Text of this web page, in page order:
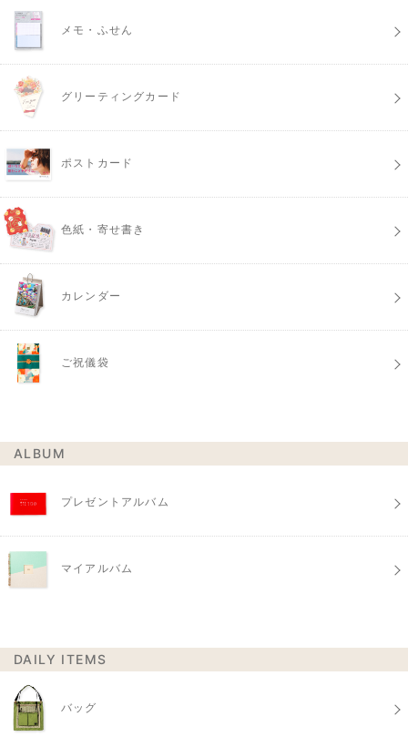
メモ・ふせん
グリーティングカード
ポストカード
色紙・寄せ書き
カレンダー
ご祝儀袋
ALBUM
プレゼントアルバム
マイアルバム
DAILY ITEMS
バッグ